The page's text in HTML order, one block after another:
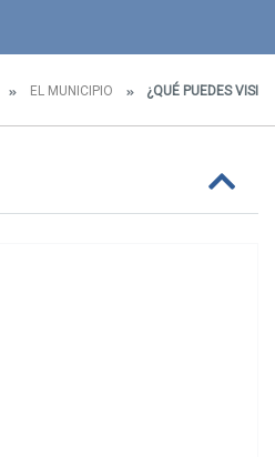
EL MUNICIPIO ¿QUÉ PUEDES